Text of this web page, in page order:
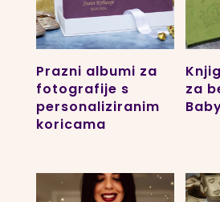
Prazni albumi za
fotografije s
personaliziranim
koricama
za